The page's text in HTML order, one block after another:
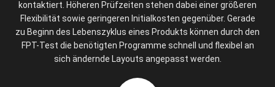
kontaktiert. Höheren Prüfzeiten stehen dabei einer größeren
Flexibilität sowie geringeren Initialkosten gegenüber. Gerade
zu Beginn des Lebenszyklus eines Produkts können durch den
FPT-Test die benötigten Programme schnell und flexibel an
sich ändernde Layouts angepasst werden.